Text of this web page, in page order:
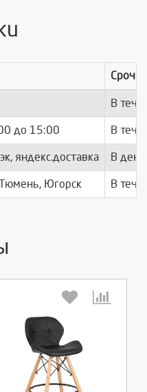
В
до 15:00 В
яндекс.доставка В день
Тюмень, Югорск В
Выберите количество: